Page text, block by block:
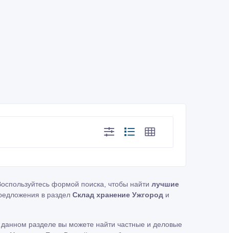
формой поиска, чтобы найти лучшие
в раздел Склад хранение Ужгород и
разделе вы можете найти частные и деловые